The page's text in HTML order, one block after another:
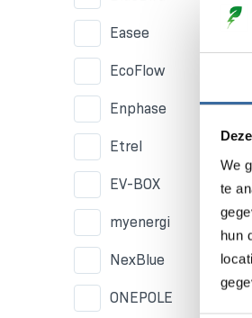
We
te
hun
Easee
EcoFlow
Enphase
Etrel
EV-BOX
myenergi
NexBlue
ONEPOLE